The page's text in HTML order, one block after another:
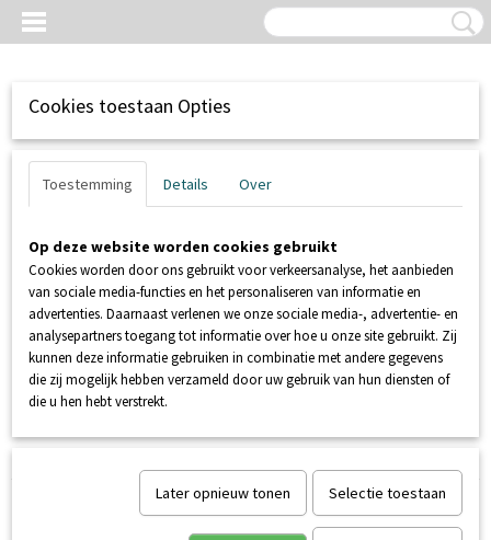
Inloggen Registreren
UW WINKELWAGEN
Cookies toestaan Opties
Toestemming Details Over
Op deze website worden cookies gebruikt
Cookies worden door ons gebruikt voor verkeersanalyse, het aanbieden
van sociale media-functies en het personaliseren van informatie en
advertenties. Daarnaast verlenen we onze sociale media-, advertentie- en
analysepartners toegang tot informatie over hoe u onze site gebruikt. Zij
kunnen deze informatie gebruiken in combinatie met andere gegevens
die zij mogelijk hebben verzameld door uw gebruik van hun diensten of
die u hen hebt verstrekt.
Later opnieuw tonen Selectie toestaan